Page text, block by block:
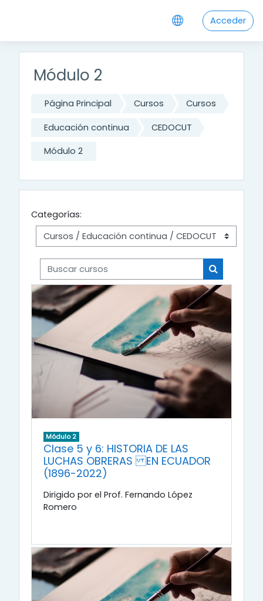
Acceder
Módulo 2
Página Principal Cursos Cursos
Educación continua CEDOCUT
Módulo 2
Categorías:
Buscar cursos
Buscar
Módulo 2
Clase 5 y 6: HISTORIA DE LAS
LUCHAS OBRERAS EN ECUADOR
(1896-2022)
Dirigido por el Prof. Fernando López
Romero